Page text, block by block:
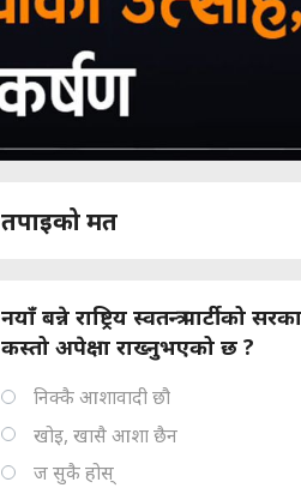
तपाइको मत
नयाँ बन्ने राष्ट्रिय स्वतन्त्र पार्टीको
कस्तो अपेक्षा राख्नुभएको छ ?
निक्कै आशावादी छौ
खोइ, खासै आशा छैन
ज सुकै होस्